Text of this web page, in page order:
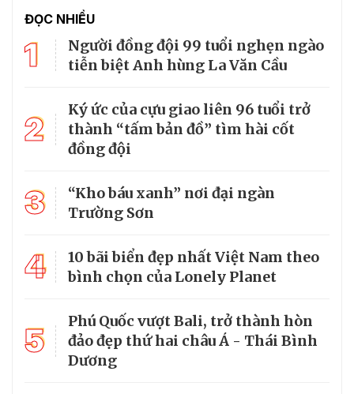
ĐỌC NHIỀU
1
Người đồng đội 99 tuổi nghẹn ngào
tiễn biệt Anh hùng La Văn Cầu
2
Ký ức của cựu giao liên 96 tuổi trở
thành “tấm bản đồ” tìm hài cốt
đồng đội
3
“Kho báu xanh” nơi đại ngàn
Trường Sơn
4
10 bãi biển đẹp nhất Việt Nam theo
bình chọn của Lonely Planet
5
Phú Quốc vượt Bali, trở thành hòn
đảo đẹp thứ hai châu Á - Thái Bình
Dương